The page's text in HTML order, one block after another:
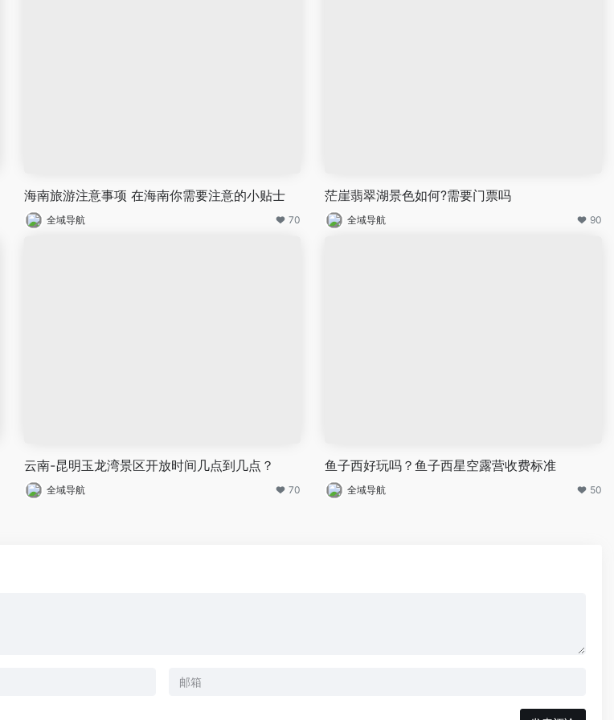
海南旅游注意事项 在海南你需要注意的小贴士
全域导航 70
茫崖翡翠湖景色如何?需要门票吗
全域导航 90
云南-昆明玉龙湾景区开放时间几点到几点？
全域导航 70
鱼子西好玩吗？鱼子西星空露营收费标准
全域导航 50